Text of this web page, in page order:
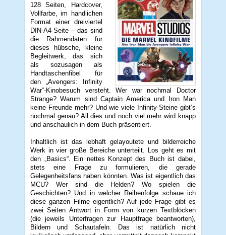
128 Seiten, Hardcover,
Vollfarbe, im handlichen
Format einer dreiviertel
DIN-A4-Seite – das sind
die Rahmendaten für
dieses hübsche, kleine
Begleitwerk, das sich
als sozusagen als
Handtaschenfibel für
den „Avengers: Infinity
War“-Kinobesuch versteht. Wer war nochmal Doctor
Strange? Warum sind Captain America und Iron Man
keine Freunde mehr? Und wie viele Infinity-Steine gibt‘s
nochmal genau? All dies und noch viel mehr wird knapp
und anschaulich in dem Buch präsentiert.
Inhaltlich ist das lebhaft gelayoutete und bilderreiche
Werk in vier große Bereiche unterteilt. Los geht es mit
den „Basics“. Ein nettes Konzept des Buch ist dabei,
stets eine Frage zu formulieren, die gerade
Gelegenheitsfans haben könnten. Was ist eigentlich das
MCU? Wer sind die Helden? Wo spielen die
Geschichten? Und in welcher Reihenfolge schaue ich
diese ganzen Filme eigentlich? Auf jede Frage gibt es
zwei Seiten Antwort in Form von kurzen Textblöcken
(die jeweils Unterfragen zur Hauptfrage beantworten),
Bildern und Schautafeln. Das ist natürlich nicht